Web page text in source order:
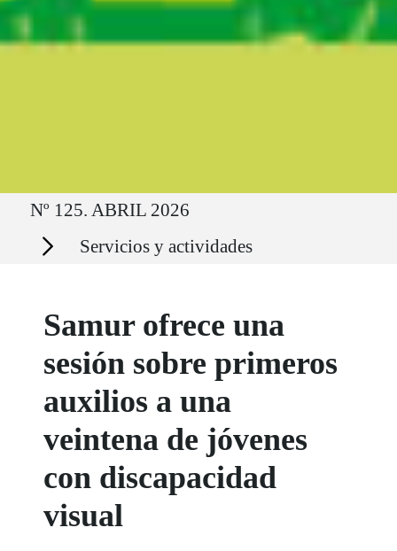
Ruta del sitio
Nº 125. ABRIL 2026
Secciones Servicios y actividades
Samur ofrece una
sesión sobre primeros
auxilios a una
veintena de jóvenes
con discapacidad
visual